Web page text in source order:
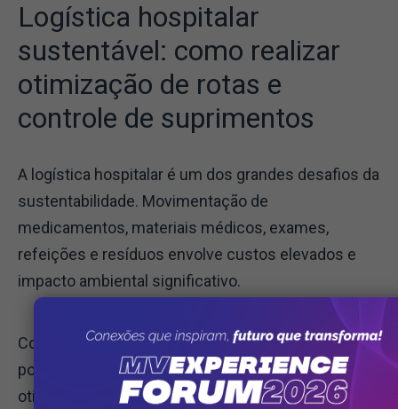
Logística hospitalar
sustentável: como realizar
otimização de rotas e
controle de suprimentos
A logística hospitalar é um dos grandes desafios da
sustentabilidade. Movimentação de
medicamentos, materiais médicos, exames,
refeições e resíduos envolve custos elevados e
impacto ambiental significativo.
Com o apoio de sistemas digitais integrados, é
possível transformar esse cenário através da
otimização de rotas e processos. Atualmente,